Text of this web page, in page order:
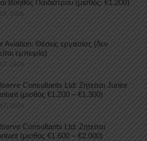
Βοηθός Παιδιάτρου (μισθός: €1.200)
2026
Aviation: Θέσεις εργασίας (δεν
εμπειρία)
2026
Consultants Ltd: Ζητείται Junior
(μισθός €1.200 – €1.300)
2026
Consultants Ltd: Ζητείται
(μισθός €1.600 – €2.000)